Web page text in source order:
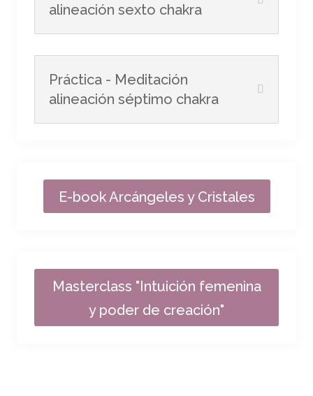
alineación sexto chakra
Práctica - Meditación
alineación séptimo chakra
E-book Arcángeles y Cristales
Masterclass "Intuición femenina
y poder de creación"